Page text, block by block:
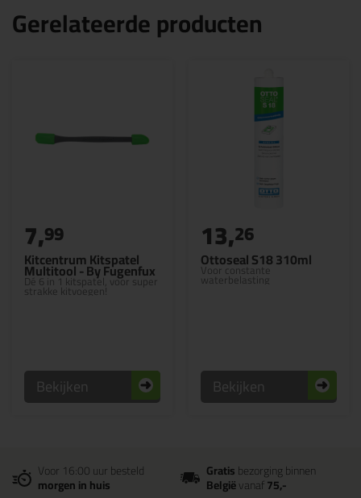
Gerelateerde producten
Kitcentrum Kitspatel
Multitool - By Fugenfux
Dé 6 in 1 kitspatel, voor super
strakke kitvoegen!
7,99
Bekijken
Ottoseal S18 310ml
Voor constante
waterbelasting
13,26
Bekijken
Voor 16:00 uur besteld
morgen in huis
Gratisbezorging binnen
Belgiëvanaf75,-